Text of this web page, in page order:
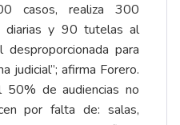
casos, realiza 300
diarias y 90 tutelas al
desproporcionada para
judicial”; afirma Forero.
50% de audiencias no
por falta de: salas,